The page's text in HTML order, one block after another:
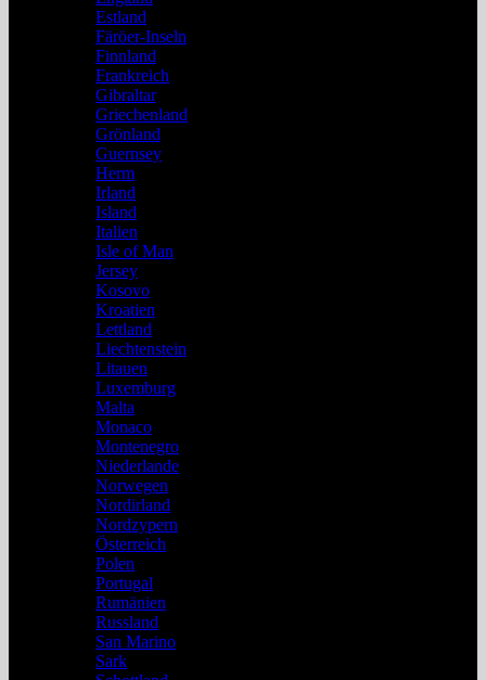
Estland
Färöer-Inseln
Finnland
Frankreich
Gibraltar
Griechenland
Grönland
Guernsey
Herm
Irland
Island
Italien
Isle of Man
Jersey
Kosovo
Kroatien
Lettland
Liechtenstein
Litauen
Luxemburg
Malta
Monaco
Montenegro
Niederlande
Norwegen
Nordirland
Nordzypern
Österreich
Polen
Portugal
Rumänien
Russland
San Marino
Sark